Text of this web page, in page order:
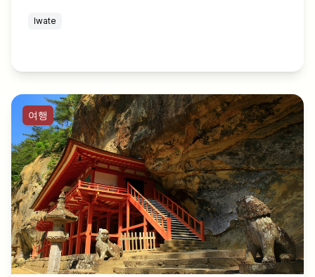
Iwate
여행